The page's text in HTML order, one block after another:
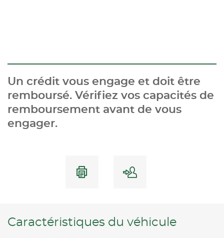
Un crédit vous engage et doit être
remboursé. Vérifiez vos capacités de
remboursement avant de vous
engager.
Caractéristiques du véhicule